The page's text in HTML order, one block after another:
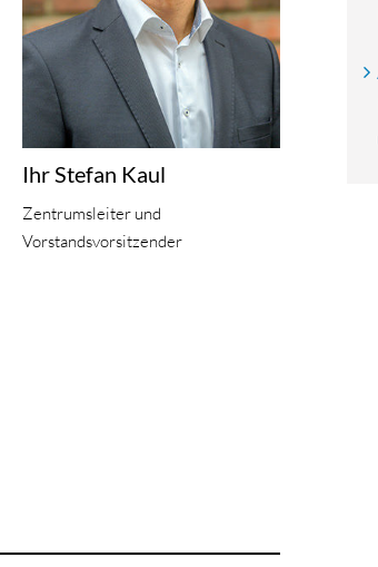
Ihr Stefan Kaul
Zentrumsleiter und
Vorstandsvorsitzender